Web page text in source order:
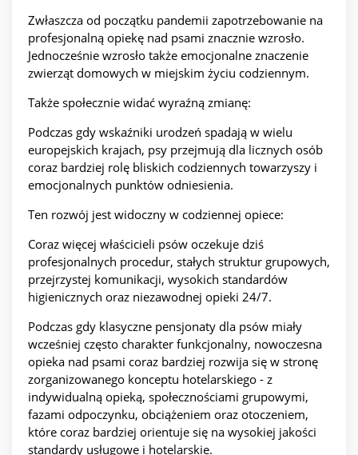
Zwłaszcza od początku pandemii zapotrzebowanie na
profesjonalną opiekę nad psami znacznie wzrosło.
Jednocześnie wzrosło także emocjonalne znaczenie
zwierząt domowych w miejskim życiu codziennym.
Także społecznie widać wyraźną zmianę:
Podczas gdy wskaźniki urodzeń spadają w wielu
europejskich krajach, psy przejmują dla licznych osób
coraz bardziej rolę bliskich codziennych towarzyszy i
emocjonalnych punktów odniesienia.
Ten rozwój jest widoczny w codziennej opiece:
Coraz więcej właścicieli psów oczekuje dziś
profesjonalnych procedur, stałych struktur grupowych,
przejrzystej komunikacji, wysokich standardów
higienicznych oraz niezawodnej opieki 24/7.
Podczas gdy klasyczne pensjonaty dla psów miały
wcześniej często charakter funkcjonalny, nowoczesna
opieka nad psami coraz bardziej rozwija się w stronę
zorganizowanego konceptu hotelarskiego - z
indywidualną opieką, społecznościami grupowymi,
fazami odpoczynku, obciążeniem oraz otoczeniem,
które coraz bardziej orientuje się na wysokiej jakości
standardy usługowe i hotelarskie.